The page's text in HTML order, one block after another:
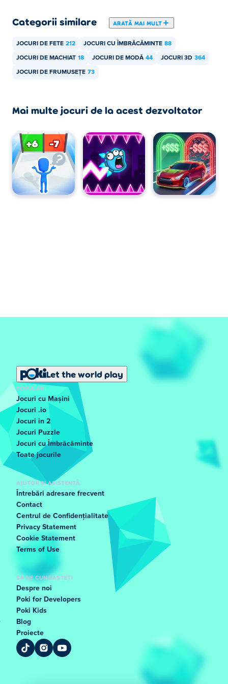
Categorii similare ARATĂ MAI MULT
JOCURI DE FETE 212 JOCURI CU ÎMBRĂCĂMINTE 88
JOCURI DE MACHIAT 18 JOCURI DE MODĂ 44 JOCURI 3D 364
JOCURI DE FRUMUSEȚE 73
Mai multe jocuri de la acest dezvoltator
Let the world play
POPULAR
Jocuri cu Mașini
Jocuri .io
Jocuri in 2
Jocuri Puzzle
Jocuri cu Îmbrăcăminte
Toate jocurile
AJUTOR ȘI ASISTENȚĂ
Întrebări adresare frecvent
Contact
Centrul de Confidențialitate
Privacy Statement
Cookie Statement
Terms of Use
SĂ NE CUNOAȘTEȚI
Despre noi
Poki for Developers
Poki Kids
Blog
Proiecte